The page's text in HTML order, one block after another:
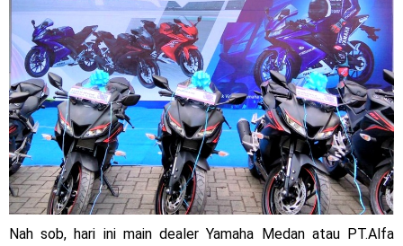
Jelajah Petualangan Tanpa Batas
Yamalube Power XP Matic resmi dirilis untuk skutik Blue
Core 125cc dengan mobilitas tinggi
Yamaha Indonesia Rilis Warna Baru Fazzio Hybrid yang lebih
Eye Catchy & Kece Abis
Sudah pakai diskbrake belakang ! Yamaha Indonesia Resmi
perkenalkan Aerox Alpha 155 Turbo !
Nah sob, hari ini main dealer Yamaha Medan atau PT.Alfa